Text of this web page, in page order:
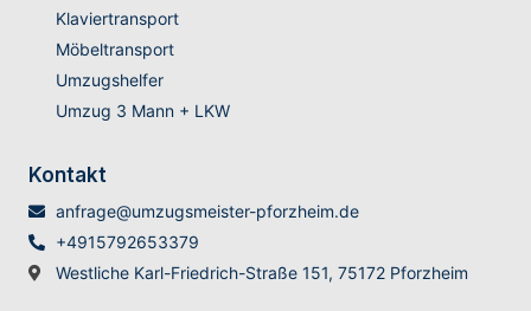
Klaviertransport
Möbeltransport
Umzugshelfer
Umzug 3 Mann + LKW
Kontakt
anfrage@umzugsmeister-pforzheim.de
+4915792653379
Westliche Karl-Friedrich-Straße 151, 75172 Pforzheim